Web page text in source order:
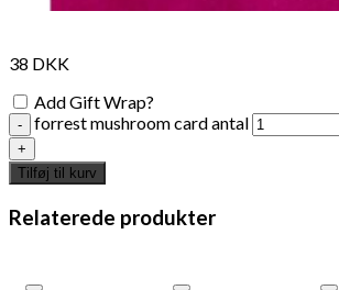
38 DKK
Add Gift Wrap?
forrest mushroom card antal
Tilføj til kurv
Relaterede produkter